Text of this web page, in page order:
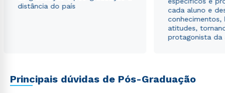
distância do país
cada aluno e
conhecimentos,
atitudes,
protagonista da
Principais dúvidas de Pós-Graduação